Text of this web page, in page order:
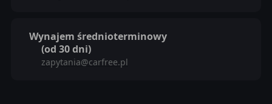
Wynajem średnioterminowy
(od 30 dni)
zapytania@carfree.pl